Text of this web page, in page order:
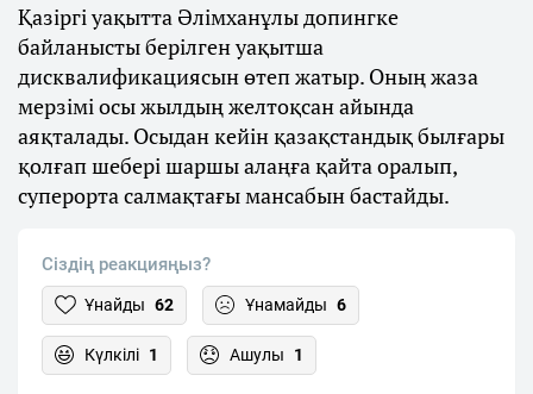
Қазіргі уақытта Әлімханұлы допингке
байланысты берілген уақытша
дисквалификациясын өтеп жатыр. Оның жаза
мерзімі осы жылдың желтоқсан айында
аяқталады. Осыдан кейін қазақстандық былғары
қолғап шебері шаршы алаңға қайта оралып,
суперорта салмақтағы мансабын бастайды.
Сіздің реакцияңыз?
Ұнайды 62 Ұнамайды 6
Күлкілі 1 Ашулы 1